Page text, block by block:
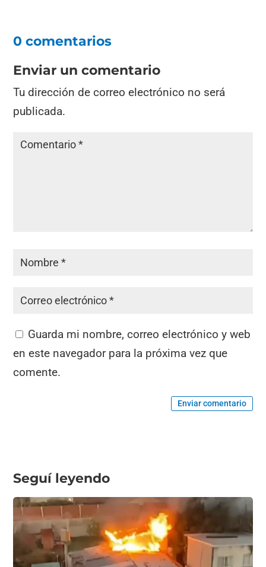
0 comentarios
Enviar un comentario
Tu dirección de correo electrónico no será
publicada.
Guarda mi nombre, correo electrónico y web
en este navegador para la próxima vez que
comente.
Enviar comentario
Seguí leyendo